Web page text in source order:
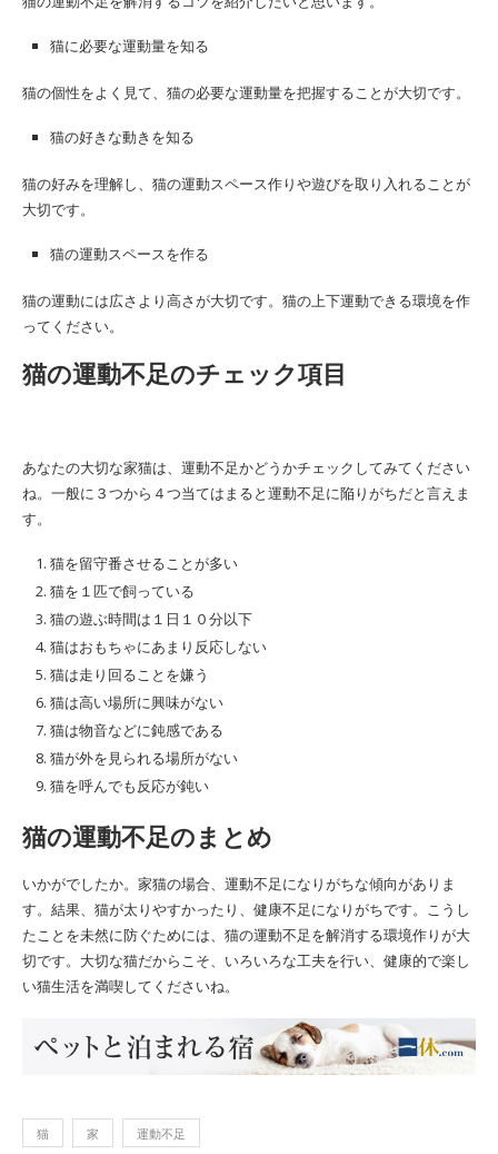
猫に必要な運動量を知る
猫の個性をよく見て、猫の必要な運動量を把握することが大切です。
猫の好きな動きを知る
猫の好みを理解し、猫の運動スペース作りや遊びを取り入れることが
大切です。
猫の運動スペースを作る
猫の運動には広さより高さが大切です。猫の上下運動できる環境を作
ってください。
猫の運動不足のチェック項目
あなたの大切な家猫は、運動不足かどうかチェックしてみてください
ね。一般に３つから４つ当てはまると運動不足に陥りがちだと言えま
す。
猫を留守番させることが多い
猫を１匹で飼っている
猫の遊ぶ時間は１日１０分以下
猫はおもちゃにあまり反応しない
猫は走り回ることを嫌う
猫は高い場所に興味がない
猫は物音などに鈍感である
猫が外を見られる場所がない
猫を呼んでも反応が鈍い
猫の運動不足のまとめ
いかがでしたか。家猫の場合、運動不足になりがちな傾向がありま
す。結果、猫が太りやすかったり、健康不足になりがちです。こうし
たことを未然に防ぐためには、猫の運動不足を解消する環境作りが大
切です。大切な猫だからこそ、いろいろな工夫を行い、健康的で楽し
い猫生活を満喫してくださいね。
猫 家 運動不足